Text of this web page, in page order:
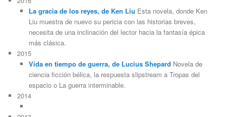
La gracia de los reyes, de Ken Liu Esta novela, donde Ken
Liu muestra de nuevo su pericia con las historias breves,
necesita de una inclinación del lector hacia la fantasía épica
más clásica.
2015
Vida en tiempo de guerra, de Lucius Shepard Novela de
ciencia ficción bélica, la respuesta slipstream a Tropas del
espacio o La guerra interminable.
2014